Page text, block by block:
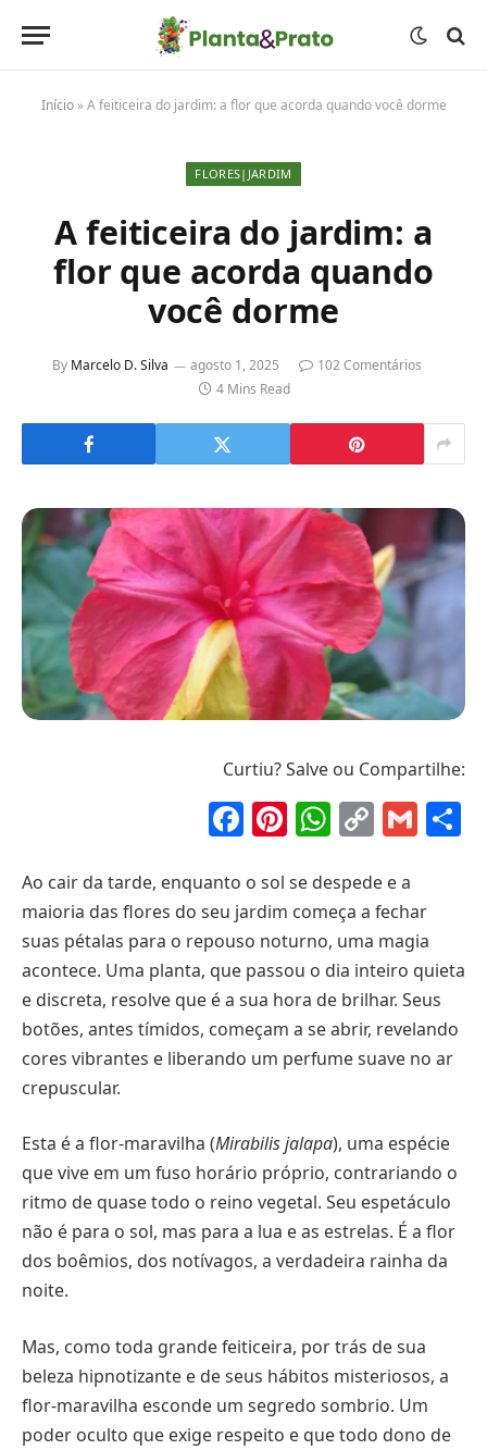
Início»A feiticeira do jardim: a flor que acorda quando você dorme
FLORES|JARDIM
A feiticeira do jardim: a
flor que acorda quando
você dorme
By Marcelo D. Silva agosto 1, 2025
102 Comentários
4 Mins Read
Curtiu? Salve ou Compartilhe:
Facebook
Pinterest
Copy
Ao cair da tarde, enquanto o sol se despede e a
maioria das flores do seu jardim começa a fechar
suas pétalas para o repouso noturno, uma magia
acontece. Uma planta, que passou o dia inteiro quieta
e discreta, resolve que é a sua hora de brilhar. Seus
botões, antes tímidos, começam a se abrir, revelando
cores vibrantes e liberando um perfume suave no ar
crepuscular.
Esta é a flor-maravilha (Mirabilis jalapa), uma espécie
que vive em um fuso horário próprio, contrariando o
ritmo de quase todo o reino vegetal. Seu espetáculo
não é para o sol, mas para a lua e as estrelas. É a flor
dos boêmios, dos notívagos, a verdadeira rainha da
noite.
Mas, como toda grande feiticeira, por trás de sua
beleza hipnotizante e de seus hábitos misteriosos, a
flor-maravilha esconde um segredo sombrio. Um
poder oculto que exige respeito e que todo dono de